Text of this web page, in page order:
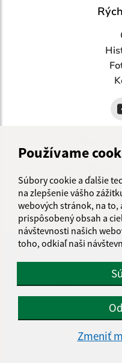
Používame
Súbory cookie a ďalšie
na zlepšenie vášho
webových stránok, na to,
prispôsobený obsah a
návštevnosti našich
toho, odkiaľ naši
Zmeniť
využite možnosť získavania
CMS systém (redakčný)
webex.digital,
spoločnosť
Posledná
Vytlačiť stránku